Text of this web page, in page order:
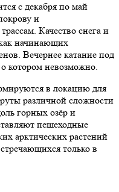
с декабря по май
и
Качество снега и
начинающих
Вечернее катание под
котором невозможно.
в локацию для
различной сложности
горных озёр и
пешеходные
арктических растений
только в